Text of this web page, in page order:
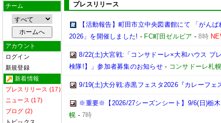
チーム
アカウント
ログイン
新規登録
新着情報
プレスリリース (17)
ニュース (17)
ブログ (2)
プレスリリース
【活動報告】町田市立中央図書館にて 「がん
2026」を開催しました! - FC町田ゼルビア -8時
8/22(土)大宮戦:「コンサドーレ×大和ハウス プ
検隊!】」参加者募集のお知らせ - コンサドーレ札幌
9/19(土)大分戦:赤黒フェスタ2026『カレーフェ
※重要※【2026/27シーズンシート】9/6(日)栃
幌 -7時